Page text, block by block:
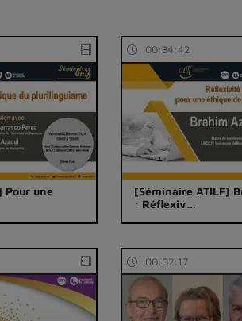
Pour une
00:34:42
[Séminaire ATILF]
: Réflexiv…
00:02:17